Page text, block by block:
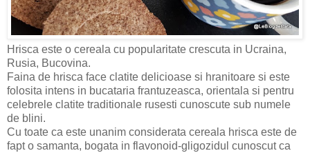
Hrisca este o cereala cu popularitate crescuta in Ucraina,
Rusia, Bucovina.
Faina de hrisca face clatite delicioase si hranitoare si este
folosita intens in bucataria frantuzeasca, orientala si pentru
celebrele clatite traditionale rusesti cunoscute sub numele
de blini.
Cu toate ca este unanim considerata cereala hrisca este de
fapt o samanta, bogata in flavonoid-gligozidul cunoscut ca